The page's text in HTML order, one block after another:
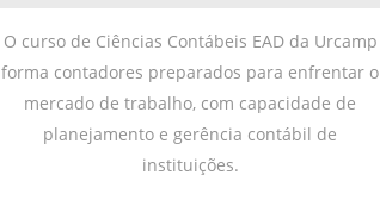
O curso de Ciências Contábeis EAD da Urcamp
forma contadores preparados para enfrentar o
mercado de trabalho, com capacidade de
planejamento e gerência contábil de
instituições.